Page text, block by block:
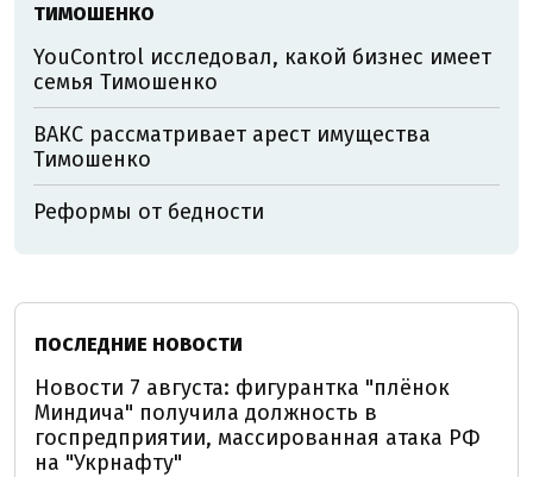
ТИМОШЕНКО
YouControl исследовал, какой бизнес имеет
семья Тимошенко
ВАКС рассматривает арест имущества
Тимошенко
Реформы от бедности
ПОСЛЕДНИЕ НОВОСТИ
Новости 7 августа: фигурантка "плёнок
Миндича" получила должность в
госпредприятии, массированная атака РФ
на "Укрнафту"